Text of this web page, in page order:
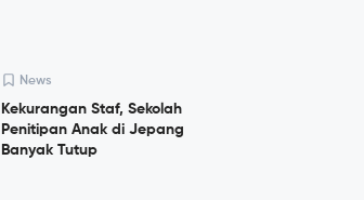
News
Kekurangan Staf, Sekolah
Penitipan Anak di Jepang
Banyak Tutup